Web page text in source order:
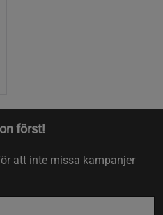
först!
att inte missa kampanjer